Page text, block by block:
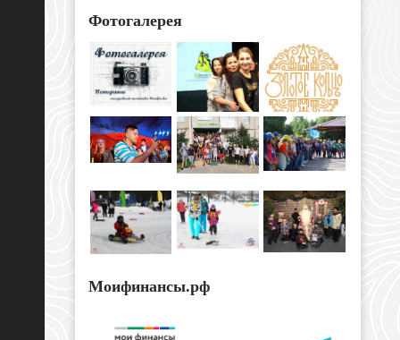
Фотогалерея
Моифинансы.рф